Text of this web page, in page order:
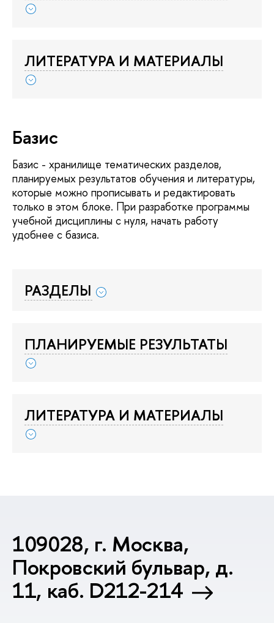
ЛИТЕРАТУРА И МАТЕРИАЛЫ
Базис
Базис - хранилище тематических разделов,
планируемых результатов обучения и литературы,
которые можно прописывать и редактировать
только в этом блоке. При разработке программы
учебной дисциплины с нуля, начать работу
удобнее с базиса.
РАЗДЕЛЫ
ПЛАНИРУЕМЫЕ РЕЗУЛЬТАТЫ
ЛИТЕРАТУРА И МАТЕРИАЛЫ
109028, г. Москва,
Покровский бульвар, д.
11, каб. D212-214